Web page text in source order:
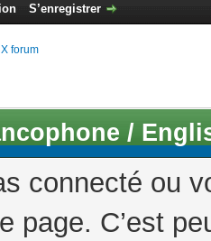
S’enregistrer
forum
/
connecté ou
page. C’est